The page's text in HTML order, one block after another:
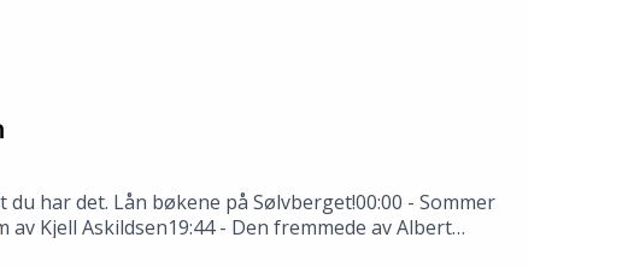
har det. Lån bøkene på Sølvberget!00:00 - Sommer
Kjell Askildsen19:44 - Den fremmede av Albert
Thale Dobbert, Hannah Ersland, Tomas